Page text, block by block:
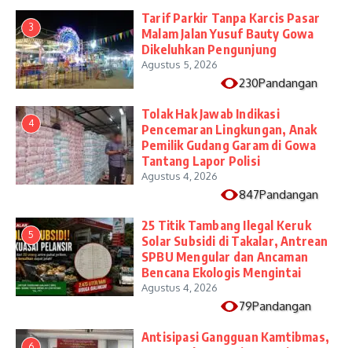
3
Tarif Parkir Tanpa Karcis Pasar
Malam Jalan Yusuf Bauty Gowa
Dikeluhkan Pengunjung
Agustus 5, 2026
230Pandangan
4
Tolak Hak Jawab Indikasi
Pencemaran Lingkungan, Anak
Pemilik Gudang Garam di Gowa
Tantang Lapor Polisi
Agustus 4, 2026
847Pandangan
5
25 Titik Tambang Ilegal Keruk
Solar Subsidi di Takalar, Antrean
SPBU Mengular dan Ancaman
Bencana Ekologis Mengintai
Agustus 4, 2026
79Pandangan
Antisipasi Gangguan Kamtibmas,